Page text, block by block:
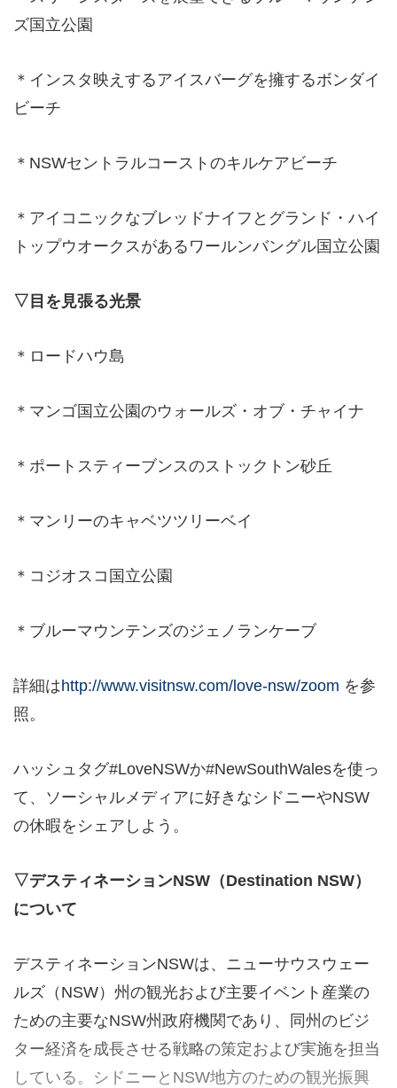
ズ国立公園
＊インスタ映えするアイスバーグを擁するボンダイ
ビーチ
＊NSWセントラルコーストのキルケアビーチ
＊アイコニックなブレッドナイフとグランド・ハイ
トップウオークスがあるワールンバングル国立公園
▽目を見張る光景
＊ロードハウ島
＊マンゴ国立公園のウォールズ・オブ・チャイナ
＊ポートスティーブンスのストックトン砂丘
＊マンリーのキャベツツリーベイ
＊コジオスコ国立公園
＊ブルーマウンテンズのジェノランケーブ
詳細はhttp://www.visitnsw.com/love-nsw/zoom を参
照。
ハッシュタグ#LoveNSWか#NewSouthWalesを使っ
て、ソーシャルメディアに好きなシドニーやNSW
の休暇をシェアしよう。
▽デスティネーションNSW（Destination NSW）
について
デスティネーションNSWは、ニューサウスウェー
ルズ（NSW）州の観光および主要イベント産業の
ための主要なNSW州政府機関であり、同州のビジ
ター経済を成長させる戦略の策定および実施を担当
している。シドニーとNSW地方のための観光振興